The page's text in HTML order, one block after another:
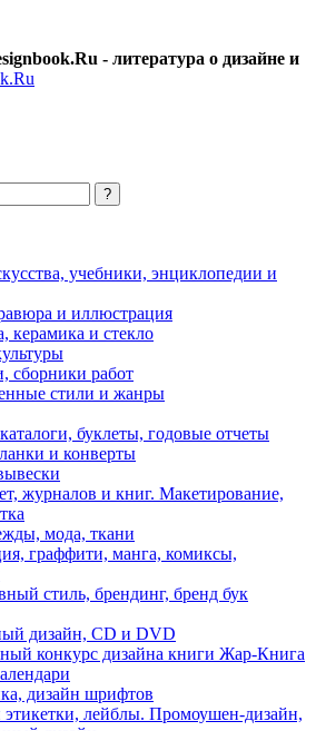
- литература о дизайне и
?
учебники, энциклопедии и
и иллюстрация
керамика и стекло
сборники работ
стили и жанры
буклеты, годовые отчеты
и конверты
журналов и книг. Макетирование,
мода, ткани
граффити, манга, комиксы,
стиль, брендинг, бренд бук
дизайн, СD и DVD
конкурс дизайна книги Жар-Книга
дизайн шрифтов
этикетки, лейблы. Промоушен-дизайн,